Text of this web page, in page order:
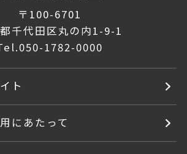
〒100-6701
千代田区丸の内1-9-1
050-1782-0000
ト
にあたって